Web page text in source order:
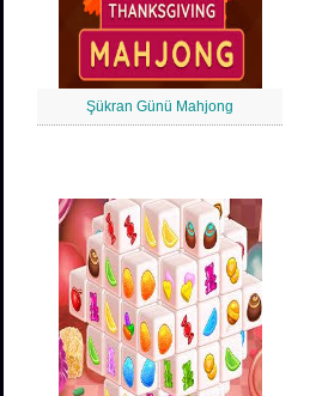
Şükran Günü Mahjong